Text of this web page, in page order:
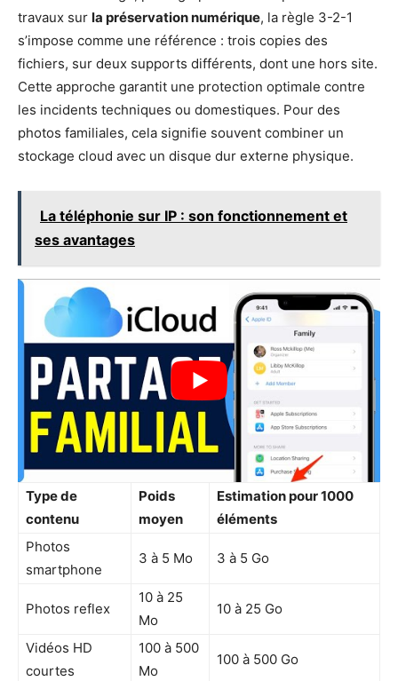
travaux sur la préservation numérique, la règle 3-2-1
s’impose comme une référence : trois copies des
fichiers, sur deux supports différents, dont une hors site.
Cette approche garantit une protection optimale contre
les incidents techniques ou domestiques. Pour des
photos familiales, cela signifie souvent combiner un
stockage cloud avec un disque dur externe physique.
La téléphonie sur IP : son fonctionnement et
ses avantages
Type de
contenu
Poids
moyen
Estimation pour 1000
éléments
Photos
smartphone
3 à 5 Mo 3 à 5 Go
Photos reflex
10 à 25
Mo
10 à 25 Go
Vidéos HD
courtes
100 à 500
Mo
100 à 500 Go